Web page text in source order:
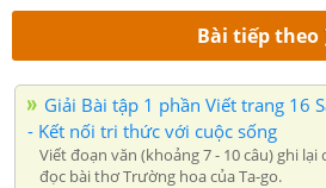
Bài tiếp theo
Giải Bài tập 1 phần Viết trang 16
- Kết nối tri thức với cuộc sống
Viết đoạn văn (khoảng 7 - 10 câu) ghi lại
đọc bài thơ Trường hoa của Ta-go.